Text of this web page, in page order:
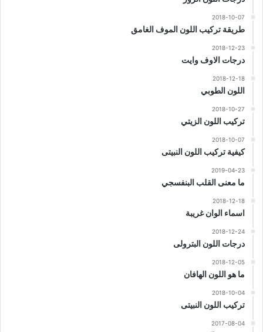
2018-10-07
طريقة تركيب اللون الموف الغامق
2018-12-23
درجات الاوف وايت
2018-12-18
اللون الطوبي
2018-10-27
تركيب اللون الزيتي
2018-10-07
كيفية تركيب اللون النبيتى
2019-04-23
ما معنى القلب البنفسجي
2018-12-18
اسماء الوان غريبة
2018-12-24
درجات اللون البترولى
2018-12-05
ما هو اللون الهافان
2018-10-04
تركيب اللون النبيتى
2017-08-04